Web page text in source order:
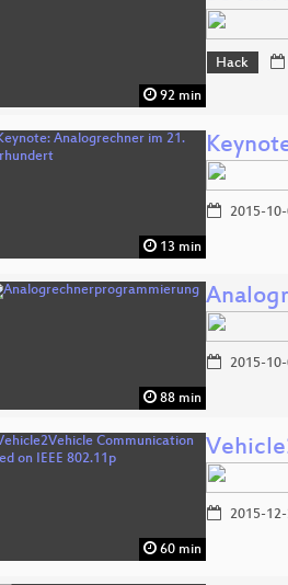
92 min
Hack
13 min
2015-
88 min
2015-
60 min
2015-